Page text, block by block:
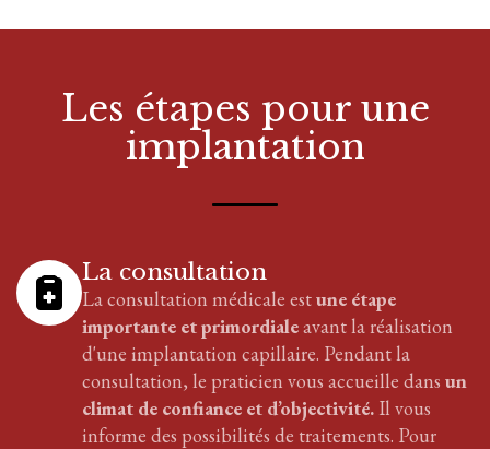
Les étapes pour une
implantation
La consultation
La consultation médicale estune étape
importante et primordialeavant la réalisation
d'une implantation capillaire. Pendant la
consultation, le praticien vous accueille dans un
climat de confiance et d’objectivité. Il vous
informe des possibilités de traitements. Pour